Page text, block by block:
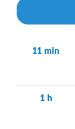
11 min
1 h